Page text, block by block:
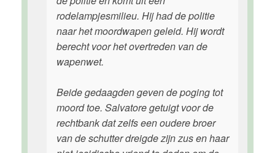
rodelampjesmilieu. Hij had de politie
naar het moordwapen geleid. Hij wordt
berecht voor het overtreden van de
wapenwet.
Beide gedaagden geven de poging tot
moord toe. Salvatore getuigt voor de
rechtbank dat zelfs een oudere broer
van de schutter dreigde zijn zus en haar